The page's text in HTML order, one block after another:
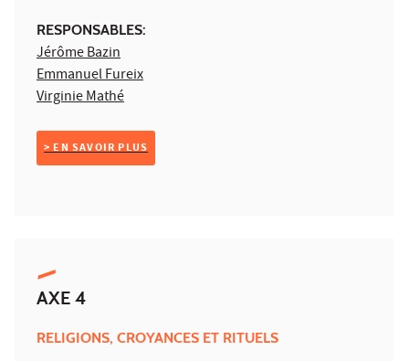
RESPONSABLES:
Jérôme Bazin
Emmanuel Fureix
Virginie Mathé
> EN SAVOIR PLUS
AXE 4
RELIGIONS, CROYANCES ET RITUELS